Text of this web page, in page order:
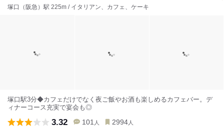
塚口（阪急）駅 225m / イタリアン、カフェ、ケーキ
塚口駅3分◆カフェだけでなく夜ご飯やお酒も楽しめるカフェバー。デ
ィナーコース充実で宴会も◎
3.32 101 人 2994 人